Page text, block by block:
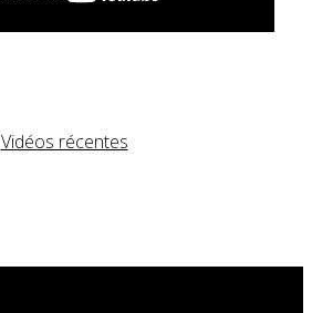
Vidéos récentes